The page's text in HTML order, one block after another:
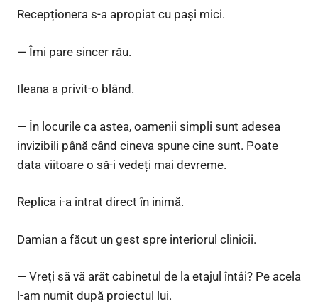
Recepționera s-a apropiat cu pași mici.
— Îmi pare sincer rău.
Ileana a privit-o blând.
— În locurile ca astea, oamenii simpli sunt adesea
invizibili până când cineva spune cine sunt. Poate
data viitoare o să-i vedeți mai devreme.
Replica i-a intrat direct în inimă.
Damian a făcut un gest spre interiorul clinicii.
— Vreți să vă arăt cabinetul de la etajul întâi? Pe acela
l-am numit după proiectul lui.